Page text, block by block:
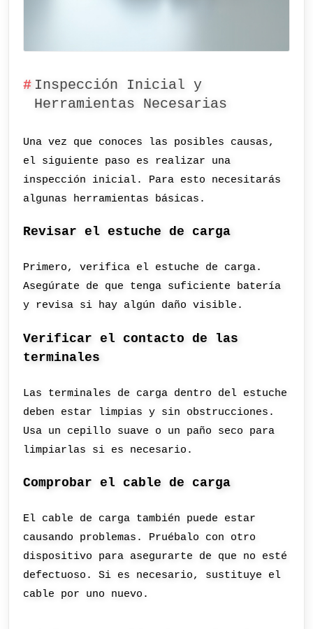
Inspección Inicial y
Herramientas Necesarias
Una vez que conoces las posibles causas,
el siguiente paso es realizar una
inspección inicial. Para esto necesitarás
algunas herramientas básicas.
Revisar el estuche de carga
Primero, verifica el estuche de carga.
Asegúrate de que tenga suficiente batería
y revisa si hay algún daño visible.
Verificar el contacto de las
terminales
Las terminales de carga dentro del estuche
deben estar limpias y sin obstrucciones.
Usa un cepillo suave o un paño seco para
limpiarlas si es necesario.
Comprobar el cable de carga
El cable de carga también puede estar
causando problemas. Pruébalo con otro
dispositivo para asegurarte de que no esté
defectuoso. Si es necesario, sustituye el
cable por uno nuevo.